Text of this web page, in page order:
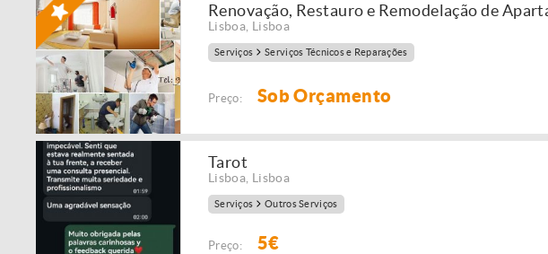
Renovação, Restauro e Remodelação de
Lisboa Lisboa
Serviços Serviços Técnicos e Reparações
Preço: Sob Orçamento
Tarot
Lisboa Lisboa
Serviços Outros Serviços
Preço: 5€